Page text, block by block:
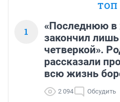
ТОП
1
«Последнюю в
закончил
четверкой».
рассказали
всю жизнь
2 094 Обсудить